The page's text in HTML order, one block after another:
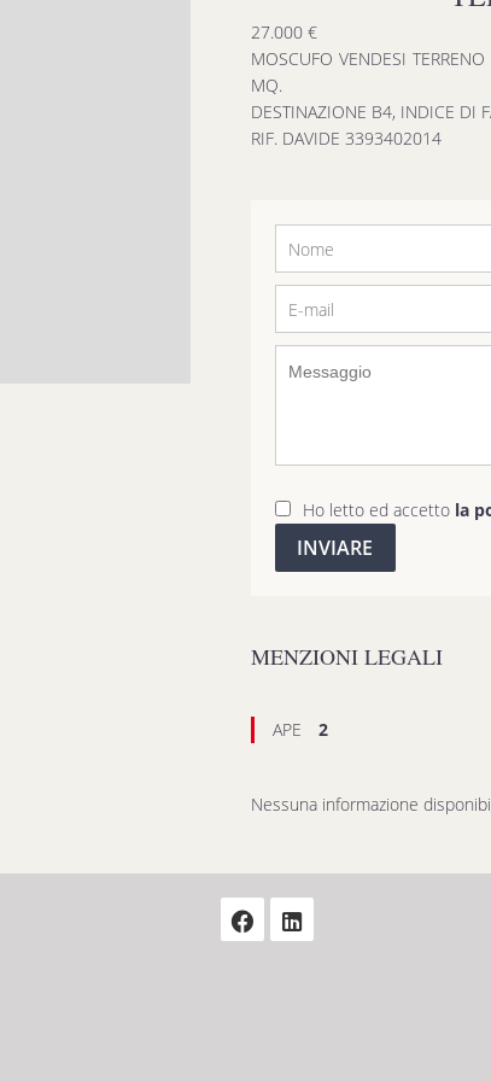
27.000 €
MOSCUFO VENDESI
MQ.
DESTINAZIONE B4, INDICE DI
RIF. DAVIDE 3393402014
Ho letto ed accetto la
INVIARE
MENZIONI LEGALI
APE 2
Nessuna informazione